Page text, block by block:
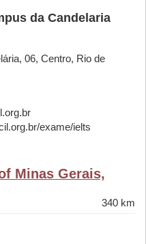
da Candelaria
06, Centro, Rio de
exame/ielts
Minas Gerais,
340 km